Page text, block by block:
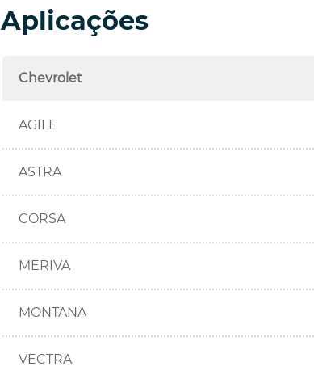
Aplicações
Chevrolet
AGILE
ASTRA
CORSA
MERIVA
MONTANA
VECTRA